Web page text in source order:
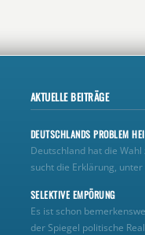
AKTUELLE BEITRÄGE
DEUTSCHLANDS PROBLEM
Deutschland hat die
sucht die Erklärung,
SELEKTIVE EMPÖRUNG
Es ist schon
der Spiegel politische